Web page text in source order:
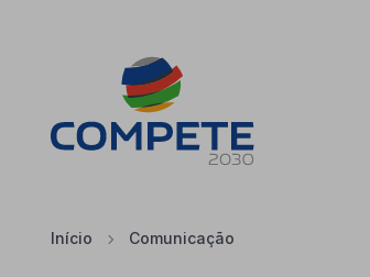
Início Comunicação